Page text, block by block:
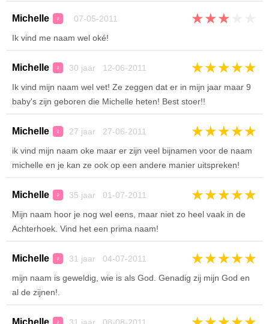
Michelle ♀ 07-05-2011 ★★★
Ik vind me naam wel oké!
Michelle ♀ 30 jaar 12-06-2011 ★★★★★
Ik vind mijn naam wel vet! Ze zeggen dat er in mijn jaar maar 9
baby's zijn geboren die Michelle heten! Best stoer!!
Michelle ♀ 27 jaar 27-06-2011 ★★★★★
ik vind mijn naam oke maar er zijn veel bijnamen voor de naam
michelle en je kan ze ook op een andere manier uitspreken!
Michelle ♀ 35 jaar 01-07-2011 ★★★★★
Mijn naam hoor je nog wel eens, maar niet zo heel vaak in de
Achterhoek. Vind het een prima naam!
Michelle ♀ 31 jaar 04-07-2011 ★★★★★
mijn naam is geweldig, wie is als God. Genadig zij mijn God en
al de zijnen!.
Michelle ♀